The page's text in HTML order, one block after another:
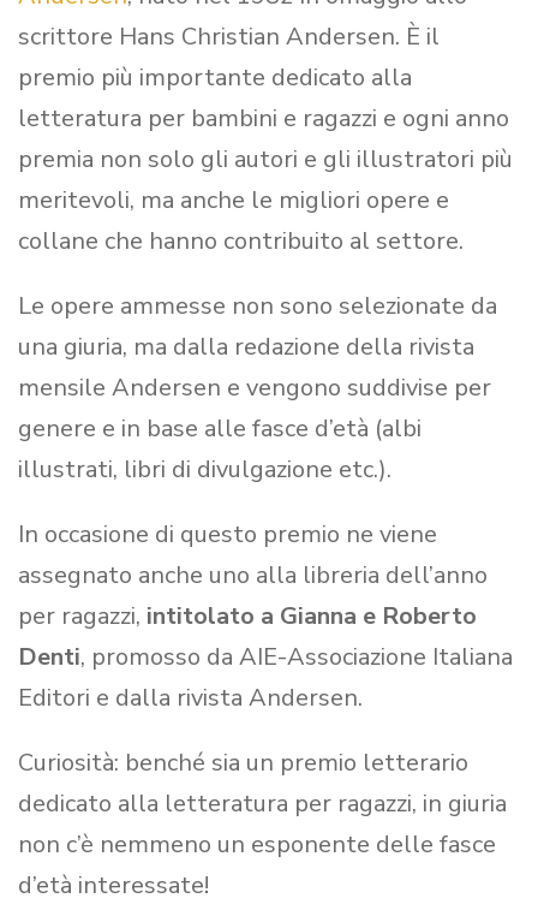
scrittore Hans Christian Andersen. È il
premio più importante dedicato alla
letteratura per bambini e ragazzi e ogni anno
premia non solo gli autori e gli illustratori più
meritevoli, ma anche le migliori opere e
collane che hanno contribuito al settore.
Le opere ammesse non sono selezionate da
una giuria, ma dalla redazione della rivista
mensile Andersen e vengono suddivise per
genere e in base alle fasce d’età (albi
illustrati, libri di divulgazione etc.).
In occasione di questo premio ne viene
assegnato anche uno alla libreria dell’anno
per ragazzi, intitolato a Gianna e Roberto
Denti, promosso da AIE-Associazione Italiana
Editori e dalla rivista Andersen.
Curiosità: benché sia un premio letterario
dedicato alla letteratura per ragazzi, in giuria
non c’è nemmeno un esponente delle fasce
d’età interessate!